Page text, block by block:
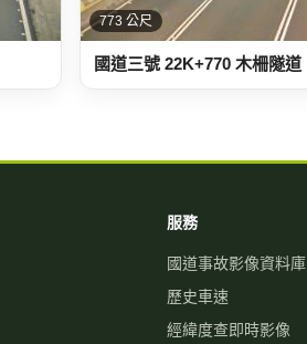
773 公尺
國道三號 22K+770 木柵隧道
服務
國道事故影像資料庫
歷史車速
經緯度查即時影像